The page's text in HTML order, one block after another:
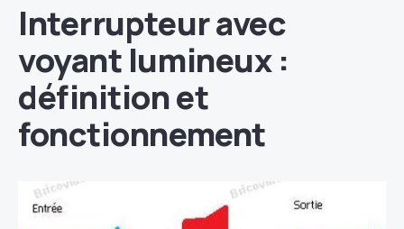
Interrupteur avec
voyant lumineux :
définition et
fonctionnement